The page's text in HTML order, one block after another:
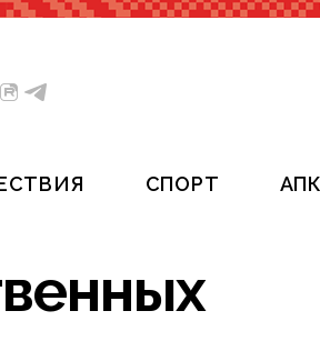
СПОРТ АПК